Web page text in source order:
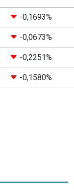
-0,1693%
-0,0673%
-0,2251%
-0,1580%